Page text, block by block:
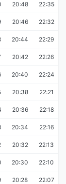
20:48 22:35
20:46 22:32
20:44 22:29
20:42 22:26
20:40 22:24
20:38 22:21
20:36 22:18
20:34 22:16
20:32 22:13
20:30 22:10
20:28 22:07